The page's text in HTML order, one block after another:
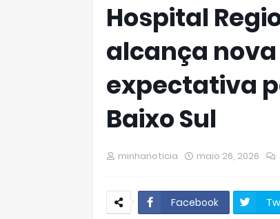
Hospital
alcança
expectativa
Baixo Sul
minhanoticia maio 26, 2026
Facebook